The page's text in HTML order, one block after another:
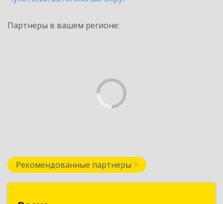
Партнеры в вашем регионе:
Рекомендованные партнеры